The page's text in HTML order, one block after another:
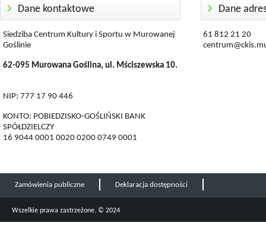
Dane kontaktowe
Siedziba Centrum Kultury i Sportu w Murowanej
Goślinie
62-095 Murowana Goślina, ul. Mściszewska 10.
NIP: 777 17 90 446
KONTO: POBIEDZISKO-GOŚLIŃSKI BANK
SPÓŁDZIELCZY
16 9044 0001 0020 0200 0749 0001
Dane
61 812 21 20
Zamówienia publiczne Deklaracja dostępności
Wszelkie prawa zastrzeżone. © 2024